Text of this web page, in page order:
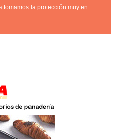
tomamos la protección muy en